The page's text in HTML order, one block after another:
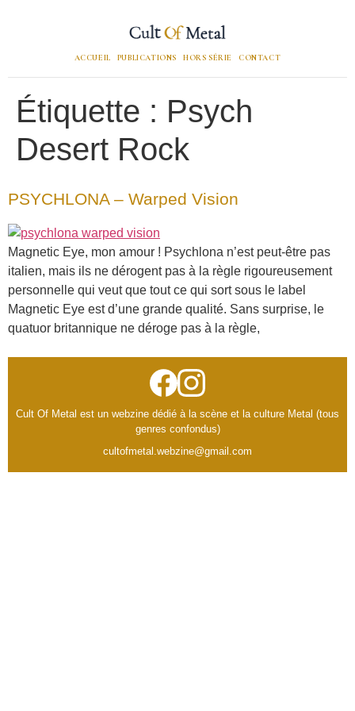
ACCUEIL PUBLICATIONS HORS SÉRIE CONTACT
Étiquette : Psych
Desert Rock
PSYCHLONA – Warped Vision
Magnetic Eye, mon amour ! Psychlona n’est peut-être pas
italien, mais ils ne dérogent pas à la règle rigoureusement
personnelle qui veut que tout ce qui sort sous le label
Magnetic Eye est d’une grande qualité. Sans surprise, le
quatuor britannique ne déroge pas à la règle,
Cult Of Metal est un webzine dédié à la scène et la culture Metal (tous
genres confondus)
cultofmetal.webzine@gmail.com